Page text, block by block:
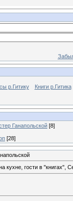
р.Гитику Книги р.Гитика
Ганапольской [8]
[28]
кухне, гости в "книгах",